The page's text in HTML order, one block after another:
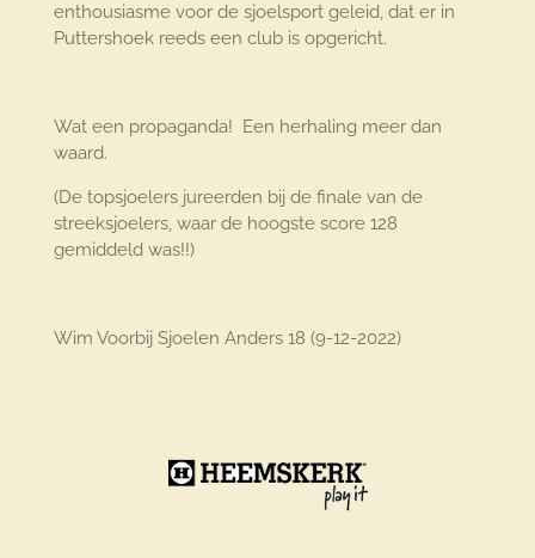
enthousiasme voor de sjoelsport geleid, dat er in
Puttershoek reeds een club is opgericht.
Wat een propaganda! Een herhaling meer dan
waard.
(De topsjoelers jureerden bij de finale van de
streeksjoelers, waar de hoogste score 128
gemiddeld was!!)
Wim Voorbij Sjoelen Anders 18 (9-12-2022)